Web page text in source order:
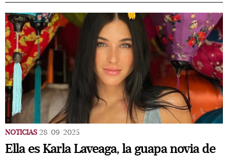
NOTICIAS 28/09/2025
Ella es Karla Laveaga, la guapa novia de